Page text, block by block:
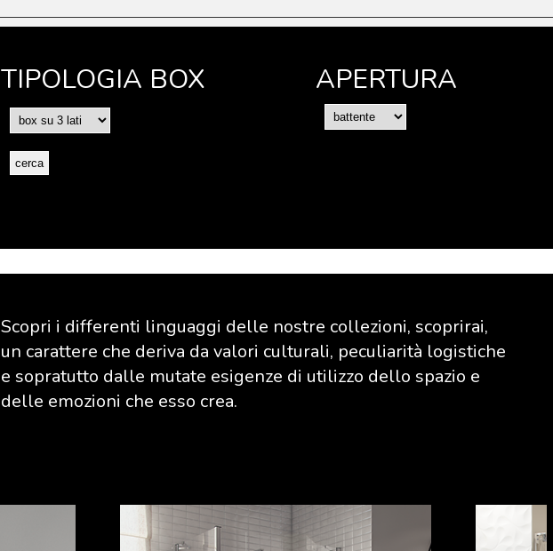
TIPOLOGIA BOX APERTURA
Scopri i differenti linguaggi delle nostre collezioni, scoprirai,
un carattere che deriva da valori culturali, peculiarità logistiche
e sopratutto dalle mutate esigenze di utilizzo dello spazio e
delle emozioni che esso crea.